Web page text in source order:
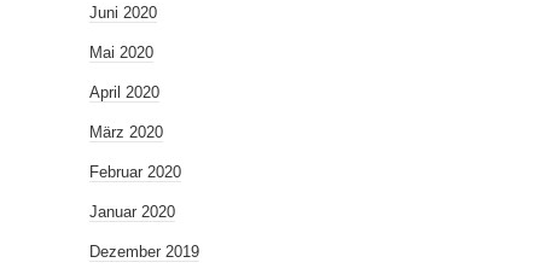
Juni 2020
Mai 2020
April 2020
März 2020
Februar 2020
Januar 2020
Dezember 2019